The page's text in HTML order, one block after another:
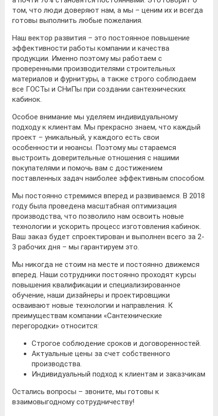
том, что люди доверяют нам, а мы – ценим их и всегда
готовы выполнить любые пожелания.
Наш вектор развития – это постоянное повышение
эффективности работы компании и качества
продукции. Именно поэтому мы работаем с
проверенными производителями строительных
материалов и фурнитуры, а также строго соблюдаем
все ГОСТы и СНиПы при создании сантехнических
кабинок.
Особое внимание мы уделяем индивидуальному
подходу к клиентам. Мы прекрасно знаем, что каждый
проект – уникальный, у каждого есть свои
особенности и нюансы. Поэтому мы стараемся
выстроить доверительные отношения с нашими
покупателями и помочь вам с достижением
поставленных задач наиболее эффективным способом.
Мы постоянно стремимся вперед и развиваемся. В 2018
году была проведена масштабная оптимизация
производства, что позволило нам освоить новые
технологии и ускорить процесс изготовления кабинок.
Ваш заказ будет спроектирован и выполнен всего за 2-
3 рабочих дня – мы гарантируем это.
Мы никогда не стоим на месте и постоянно движемся
вперед. Наши сотрудники постоянно проходят курсы
повышения квалификации и специализированное
обучение, наши дизайнеры и проектировщики
осваивают новые технологии и направления. К
преимуществам компании «Сантехнические
перегородки» относится:
Строгое соблюдение сроков и договоренностей.
Актуальные цены за счет собственного
производства.
Индивидуальный подход к клиентам и заказчикам
Остались вопросы – звоните, мы готовы к
взаимовыгодному сотрудничеству!